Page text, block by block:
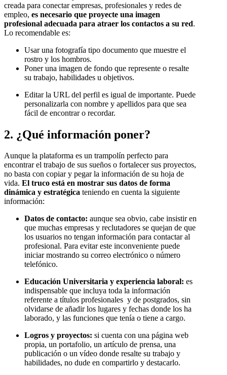
creada para conectar empresas, profesionales y redes de
empleo, es necesario que proyecte una imagen
profesional adecuada para atraer los contactos a su red.
Lo recomendable es:
Usar una fotografía tipo documento que muestre el
rostro y los hombros.
Poner una imagen de fondo que represente o resalte
su trabajo, habilidades u objetivos.
Editar la URL del perfil es igual de importante. Puede
personalizarla con nombre y apellidos para que sea
fácil de encontrar o recordar.
2. ¿Qué información poner?
Aunque la plataforma es un trampolín perfecto para
encontrar el trabajo de sus sueños o fortalecer sus proyectos,
no basta con copiar y pegar la información de su hoja de
vida. El truco está en mostrar sus datos de forma
dinámica y estratégica teniendo en cuenta la siguiente
información:
Datos de contacto: aunque sea obvio, cabe insistir en
que muchas empresas y reclutadores se quejan de que
los usuarios no tengan información para contactar al
profesional. Para evitar este inconveniente puede
iniciar mostrando su correo electrónico o número
telefónico.
Educación Universitaria y experiencia laboral: es
indispensable que incluya toda la información
referente a títulos profesionales y de postgrados, sin
olvidarse de añadir los lugares y fechas donde los ha
laborado, y las funciones que tenía o tiene a cargo.
Logros y proyectos: si cuenta con una página web
propia, un portafolio, un artículo de prensa, una
publicación o un vídeo donde resalte su trabajo y
habilidades, no dude en compartirlo y destacarlo.